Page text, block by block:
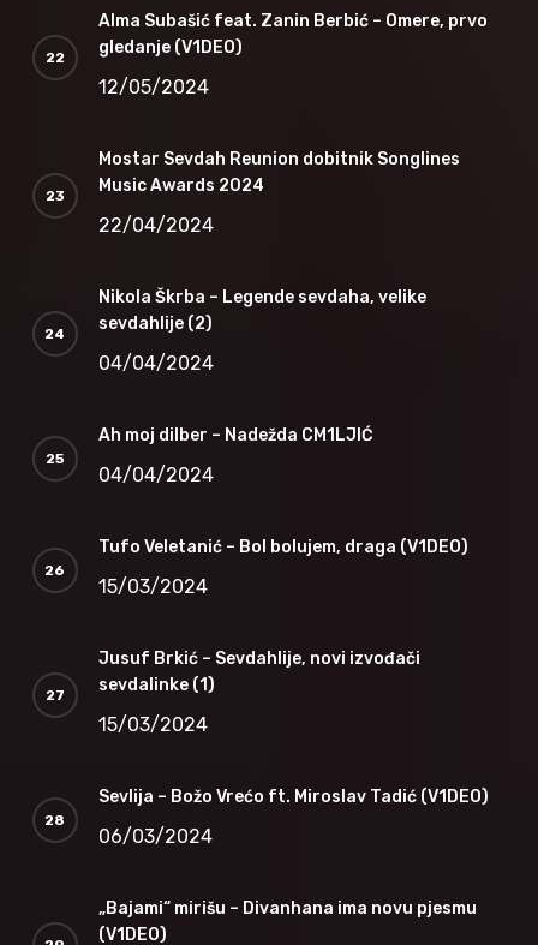
Alma Subašić feat. Zanin Berbić – Omere, prvo
gledanje (V1DEO)
12/05/2024
Mostar Sevdah Reunion dobitnik Songlines
Music Awards 2024
22/04/2024
Nikola Škrba – Legende sevdaha, velike
sevdahlije (2)
04/04/2024
Ah moj dilber – Nadežda CM1LJIĆ
04/04/2024
Tufo Veletanić – Bol bolujem, draga (V1DEO)
15/03/2024
Jusuf Brkić – Sevdahlije, novi izvođači
sevdalinke (1)
15/03/2024
Sevlija – Božo Vrećo ft. Miroslav Tadić (V1DEO)
06/03/2024
„Bajami“ mirišu – Divanhana ima novu pjesmu
(V1DEO)